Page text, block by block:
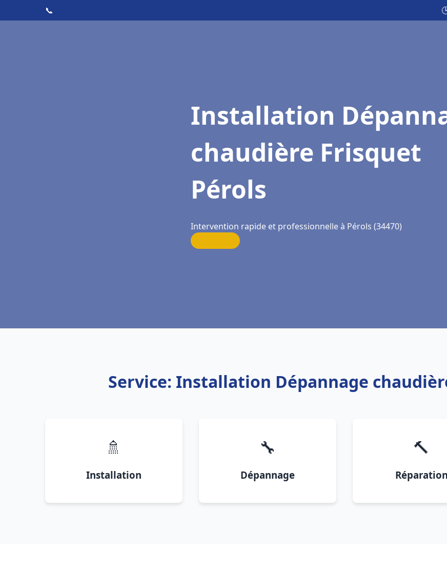
📞
Installation
chaudière Frisquet
Pérols
Intervention rapide et professionnelle à Pérols (34470)
Service: Installation Dépannage
🚿
Installation
🔧
Dépannage
🔨
Réparation